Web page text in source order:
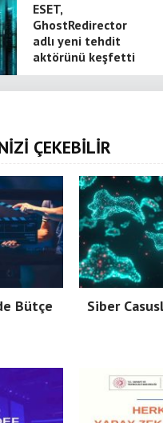
ESET,
GhostRedirector
adlı yeni tehdit
aktörünü keşfetti
ÇEKEBİLİR
Bütçe
Siber